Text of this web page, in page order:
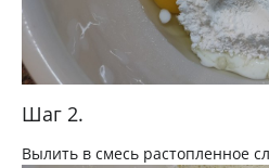
Шаг 2.
Вылить в смесь растопленное